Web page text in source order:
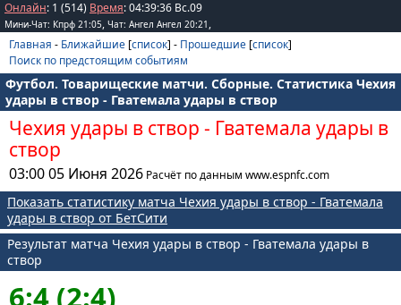
Онлайн: 1 (514) Время:04:39:36 Вс.09
Мини-Чат: Кпрф 21:05, Чат: Ангел Ангел 20:21 ,
Главная - Ближайшие [список] - Прошедшие [список]
Поиск по предстоящим событиям
Футбол. Товарищеские матчи. Сборные. Статистика Чехия
удары в створ - Гватемала удары в створ
Чехия удары в створ - Гватемала удары в
створ
03:00 05 Июня 2026 Расчёт по данным www.espnfc.com
Показать статистику матча Чехия удары в створ - Гватемала
удары в створ от БетСити
Результат матча Чехия удары в створ - Гватемала удары в
створ
6:4 (2:4)